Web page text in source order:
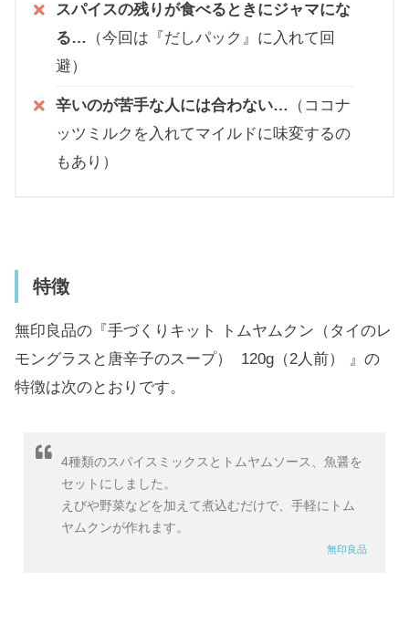
スパイスの残りが食べるときにジャマにな
る… （今回は『だしパック』に入れて回
避）
辛いのが苦手な人には合わない… （ココナ
ッツミルクを入れてマイルドに味変するの
もあり）
特徴
無印良品の『手づくりキット トムヤムクン（タイのレ
モングラスと唐辛子のスープ） 120g（2人前） 』の
特徴は次のとおりです。
4種類のスパイスミックスとトムヤムソース、魚醤を
セットにしました。
えびや野菜などを加えて煮込むだけで、手軽にトム
ヤムクンが作れます。
無印良品